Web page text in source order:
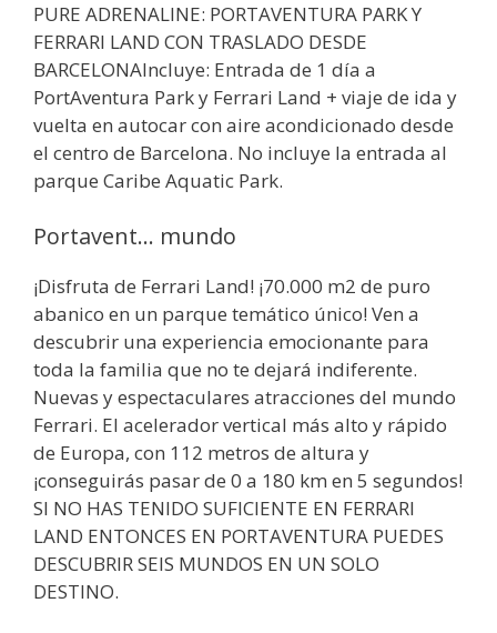
PURE ADRENALINE: PORTAVENTURA PARK Y
FERRARI LAND CON TRASLADO DESDE
BARCELONAIncluye: Entrada de 1 día a
PortAventura Park y Ferrari Land + viaje de ida y
vuelta en autocar con aire acondicionado desde
el centro de Barcelona. No incluye la entrada al
parque Caribe Aquatic Park.
Portavent… mundo
¡Disfruta de Ferrari Land! ¡70.000 m2 de puro
abanico en un parque temático único! Ven a
descubrir una experiencia emocionante para
toda la familia que no te dejará indiferente.
Nuevas y espectaculares atracciones del mundo
Ferrari. El acelerador vertical más alto y rápido
de Europa, con 112 metros de altura y
¡conseguirás pasar de 0 a 180 km en 5 segundos!
SI NO HAS TENIDO SUFICIENTE EN FERRARI
LAND ENTONCES EN PORTAVENTURA PUEDES
DESCUBRIR SEIS MUNDOS EN UN SOLO
DESTINO.